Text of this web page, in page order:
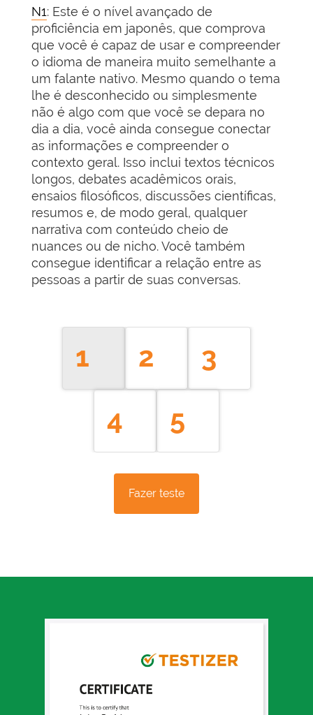
N1: Este é o nível avançado de
proficiência em japonês, que comprova
que você é capaz de usar e compreender
o idioma de maneira muito semelhante a
um falante nativo. Mesmo quando o tema
lhe é desconhecido ou simplesmente
não é algo com que você se depara no
dia a dia, você ainda consegue conectar
as informações e compreender o
contexto geral. Isso inclui textos técnicos
longos, debates acadêmicos orais,
ensaios filosóficos, discussões científicas,
resumos e, de modo geral, qualquer
narrativa com conteúdo cheio de
nuances ou de nicho. Você também
consegue identificar a relação entre as
pessoas a partir de suas conversas.
1 2
3
4
5
Fazer teste